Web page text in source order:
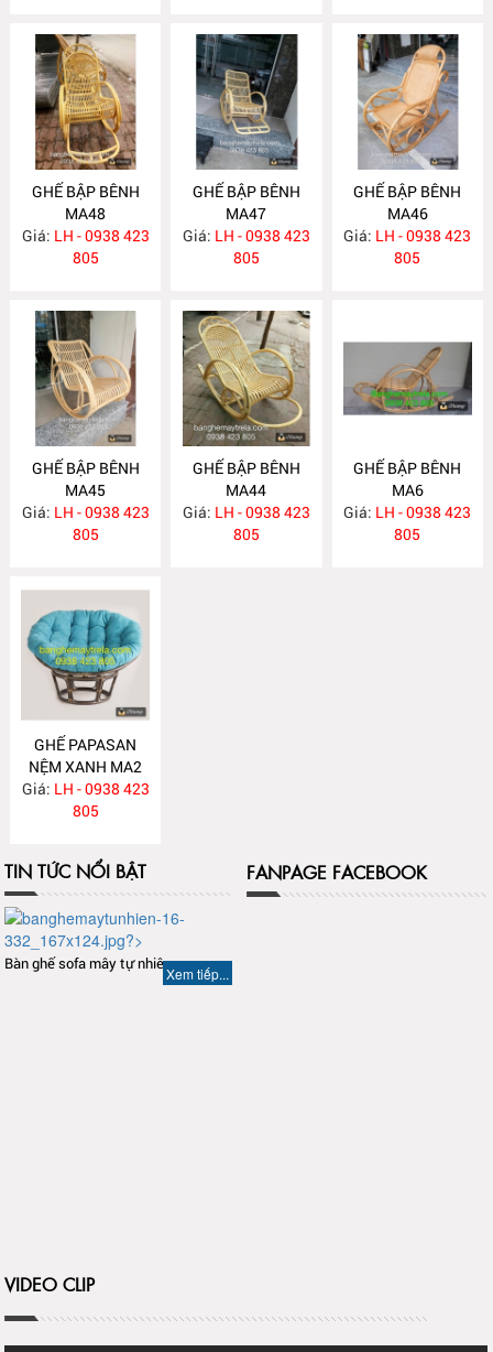
GHẾ BẬP BÊNH
MA48
Giá: LH - 0938 423
805
GHẾ BẬP BÊNH
MA47
Giá: LH - 0938 423
805
GHẾ BẬP BÊNH
MA46
Giá: LH - 0938 423
805
GHẾ BẬP BÊNH
MA45
Giá: LH - 0938 423
805
GHẾ BẬP BÊNH
MA44
Giá: LH - 0938 423
805
GHẾ BẬP BÊNH
MA6
Giá: LH - 0938 423
805
GHẾ PAPASAN
NỆM XANH MA2
Giá: LH - 0938 423
805
TIN TỨC NỔI BẬT
Bàn ghế sofa mây tự nhiên
Xem tiếp...
FANPAGE FACEBOOK
VIDEO CLIP